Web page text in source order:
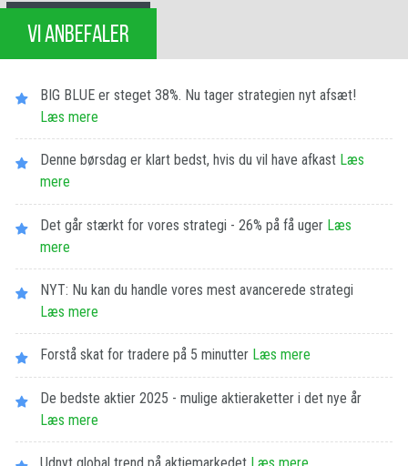
VI ANBEFALER
BIG BLUE er steget 38%. Nu tager strategien nyt afsæt!
Læs mere
Denne børsdag er klart bedst, hvis du vil have afkast Læs
mere
Det går stærkt for vores strategi - 26% på få uger Læs
mere
NYT: Nu kan du handle vores mest avancerede strategi
Læs mere
Forstå skat for tradere på 5 minutter Læs mere
De bedste aktier 2025 - mulige aktieraketter i det nye år
Læs mere